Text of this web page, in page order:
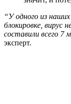
“У одного из
блокировке, вирус
составили всего 7
эксперт.